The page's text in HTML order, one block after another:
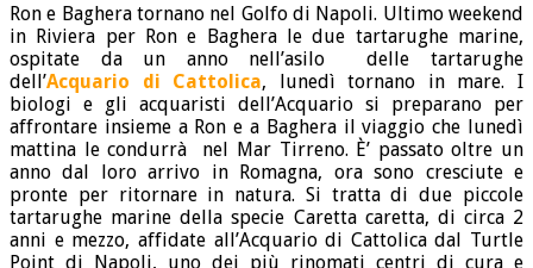
Ron e Baghera tornano nel Golfo di Napoli. Ultimo weekend
in Riviera per Ron e Baghera le due tartarughe marine,
ospitate da un anno nell’asilo delle tartarughe
dell’Acquario di Cattolica, lunedì tornano in mare. I
biologi e gli acquaristi dell’Acquario si preparano per
affrontare insieme a Ron e a Baghera il viaggio che lunedì
mattina le condurrà nel Mar Tirreno. È’ passato oltre un
anno dal loro arrivo in Romagna, ora sono cresciute e
pronte per ritornare in natura. Si tratta di due piccole
tartarughe marine della specie Caretta caretta, di circa 2
anni e mezzo, affidate all’Acquario di Cattolica dal Turtle
Point di Napoli, uno dei più rinomati centri di cura e